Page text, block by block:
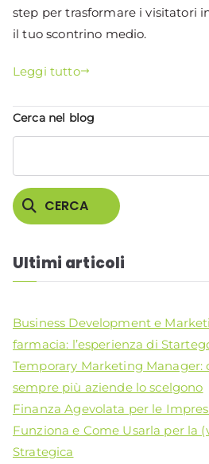
step per trasformare i visitatori
il tuo scontrino medio.
Leggi tutto
Cerca nel blog
CERCA
Ultimi articoli
Business Development e
farmacia: l’esperienza di
Temporary Marketing Manager:
sempre più aziende lo scelgono
Finanza Agevolata per le
Funziona e Come Usarla per la
Strategica